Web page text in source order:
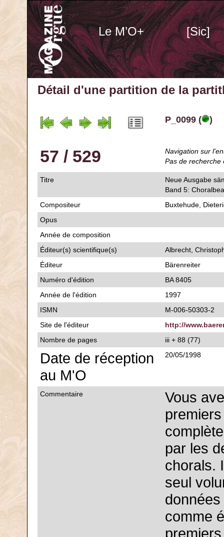
Le M’O+ [Sic]
Détail d'une partition de la
P_0099 ( )
57 / 529
Navigation sur
Pas de recherche
Titre
Neue Ausgabe
Band 5:
Compositeur
Buxtehude,
Opus
Année de composition
Éditeur(s) scientifique(s)
Albrecht,
Éditeur
Bärenreiter
Numéro d'édition
BA 8405
Année de l'édition
1997
ISMN
M-006-50303-2
Site de l'éditeur
http://
Nombre de pages
iii + 88 (77)
Date de réception
au M'O
20/05/1998
Commentaire
Vous
par les
chorals.
seul
comme